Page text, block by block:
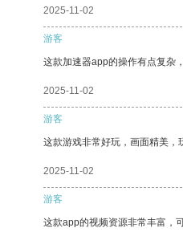
2025-11-02
游客
这款加速器app的操作有点复杂
2025-11-02
游客
这款游戏非常好玩，画面精美，
2025-11-02
游客
这款app的视频资源非常丰富，